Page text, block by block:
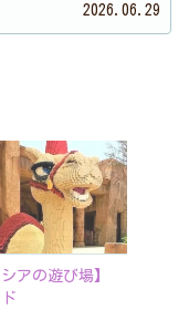
2026.06.29
シアの遊び場】